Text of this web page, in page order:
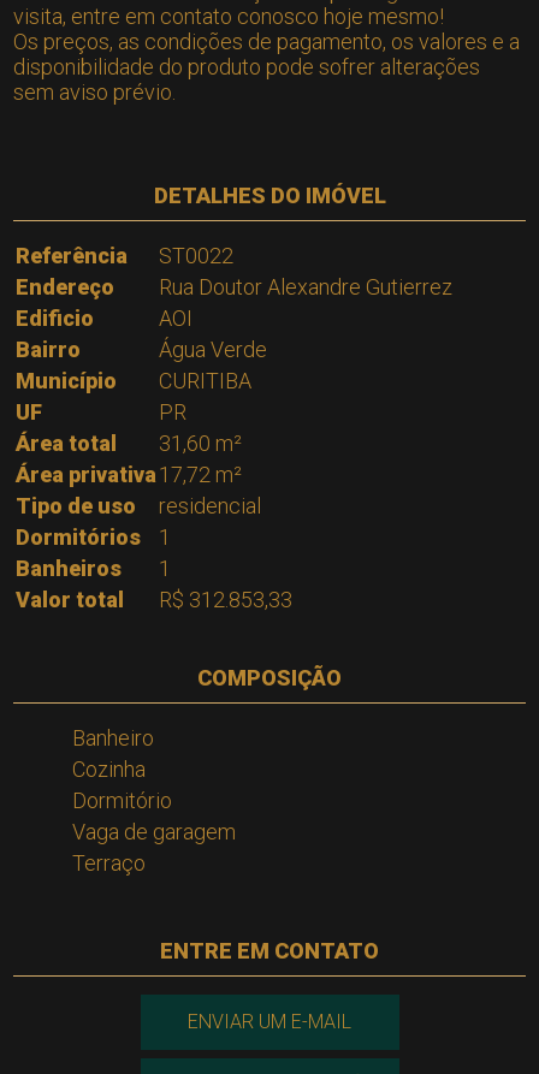
visita, entre em contato conosco hoje mesmo!
Os preços, as condições de pagamento, os valores e a
disponibilidade do produto pode sofrer alterações
sem aviso prévio.
DETALHES DO IMÓVEL
Referência
ST0022
Endereço
Rua Doutor Alexandre Gutierrez
Edificio
AOI
Bairro
Água Verde
Município
CURITIBA
UF
PR
Área total
31,60 m²
Área privativa17,72 m²
Tipo de uso
residencial
Dormitórios
1
Banheiros
1
Valor total
R$ 312.853,33
COMPOSIÇÃO
Banheiro
Cozinha
Dormitório
Vaga de garagem
Terraço
ENTRE EM CONTATO
ENVIAR UM E-MAIL